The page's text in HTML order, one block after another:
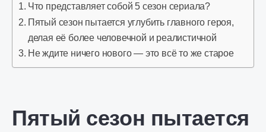
Что представляет собой 5 сезон сериала?
Пятый сезон пытается углубить главного героя,
делая её более человечной и реалистичной
Не ждите ничего нового — это всё то же старое
Пятый сезон пытается